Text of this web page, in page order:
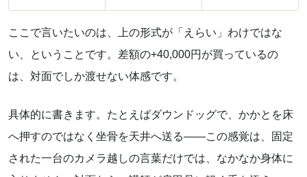
ここで言いたいのは、上の形式が「えらい」わけではな
い、ということです。差額の+40,000円が買っているの
は、対面でしか渡せない体感です。
具体的に書きます。たとえばダウンドッグで、かかとを床
へ押すのではなく坐骨を天井へ送る——この感覚は、固定
された一台のカメラ越しの言葉だけでは、なかなか身体に